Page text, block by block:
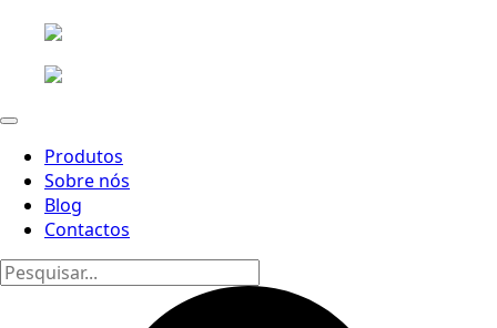
Produtos
Sobre nós
Blog
Contactos